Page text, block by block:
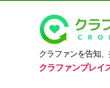
クラファンを告知
クラファンプレイ